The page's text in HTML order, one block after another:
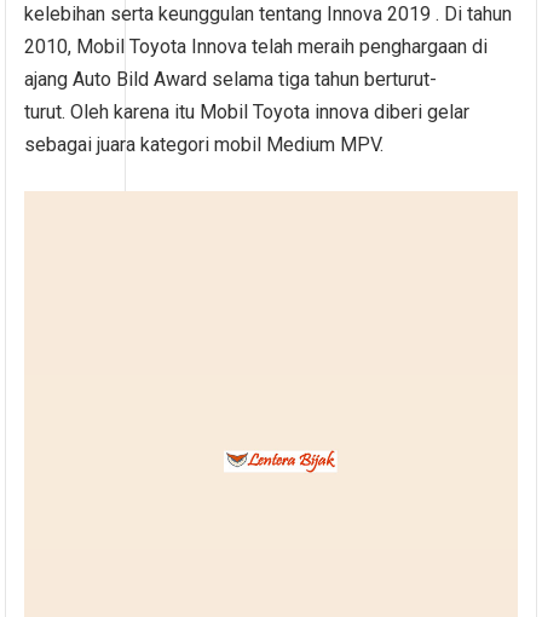
kelebihan serta keunggulan tentang Innova 2019 . Di tahun
2010, Mobil Toyota Innova telah meraih penghargaan di
ajang Auto Bild Award selama tiga tahun berturut-
turut. Oleh karena itu Mobil Toyota innova diberi gelar
sebagai juara kategori mobil Medium MPV.